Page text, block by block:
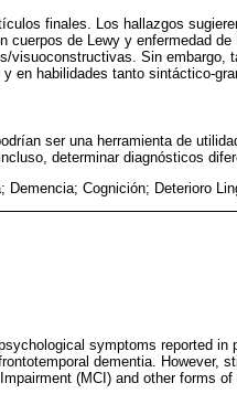
finales. Los hallazgos
cuerpos de Lewy y enfermedad
visuoconstructivas. Sin embargo,
en habilidades tanto sintáctico-
ser una herramienta de
determinar diagnósticos
Demencia; Cognición; Deterioro
symptoms reported
dementia. However,
(MCI) and other forms of